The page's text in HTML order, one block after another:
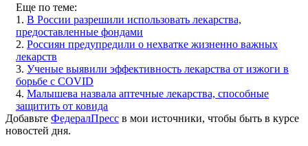
Еще по теме:
1. В России разрешили использовать лекарства,
предоставленные фондами
2. Россиян предупредили о нехватке жизненно важных
лекарств
3. Ученые выявили эффективность лекарства от изжоги в
борьбе с COVID
4. Малышева назвала аптечные лекарства, способные
защитить от ковида
Добавьте ФедералПресс в мои источники, чтобы быть в курсе
новостей дня.